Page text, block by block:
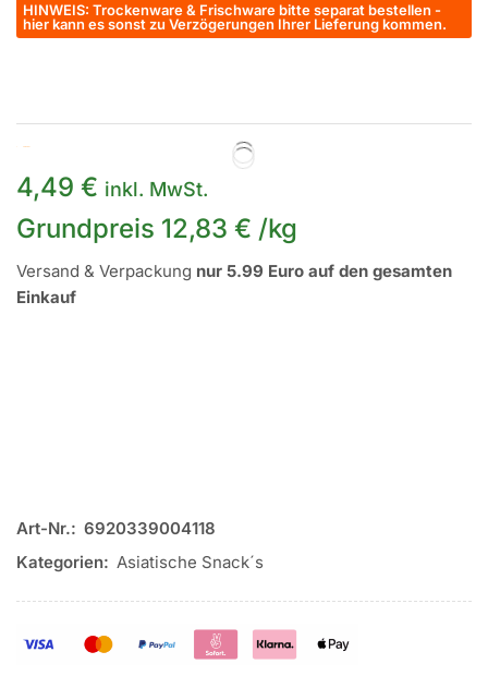
HINWEIS: Trockenware & Frischware bitte separat bestellen -
hier kann es sonst zu Verzögerungen Ihrer Lieferung kommen.
4,49 € inkl. MwSt.
Grundpreis 12,83 € /kg
Versand & Verpackung nur 5.99 Euro auf den gesamten
Einkauf
Art-Nr.: 6920339004118
Kategorien: Asiatische Snack´s